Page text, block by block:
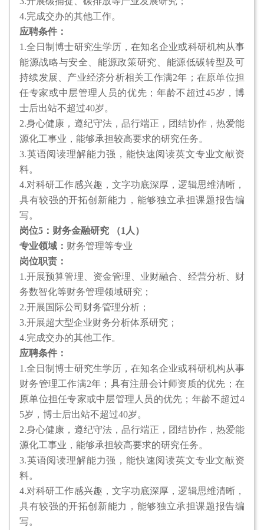
4.完成交办的其他工作。
应聘条件：
1.全日制博士研究生学历，在知名企业或科研机构从事
能源战略与安全、能源政策研究、能源低碳转型及可
持续发展、产业经济分析相关工作满2年；在原单位担
任专家或中层管理人员的优先；年龄不超过45岁，博
士后出站不超过40岁。
2.身心健康，遵纪守法，品行端正，团结协作，热爱能
源化工事业，能够承担较高要求的研究任务。
3.英语阅读理解能力强，能快速阅读英文专业文献资
料。
4.对科研工作感兴趣，文字功底深厚，逻辑思维清晰，
具有较强的开拓创新能力，能够独立承担课题报告编
写。
岗位5：财务金融研究 （1人）
专业领域： 财务管理等专业
岗位职责：
1.开展预算管理、资金管理、业财融合、经营分析、财
务数智化等财务管理领域研究；
2.开展国际公司财务管理分析；
3.开展超大型企业财务分析体系研究；
4.完成交办的其他工作。
应聘条件：
1.全日制博士研究生学历，在知名企业或科研机构从事
财务管理工作满2年；具有注册会计师资质的优先；在
原单位担任专家或中层管理人员的优先；年龄不超过4
5岁，博士后出站不超过40岁。
2.身心健康，遵纪守法，品行端正，团结协作，热爱能
源化工事业，能够承担较高要求的研究任务。
3.英语阅读理解能力强，能快速阅读英文专业文献资
料。
4.对科研工作感兴趣，文字功底深厚，逻辑思维清晰，
具有较强的开拓创新能力，能够独立承担课题报告编
写。